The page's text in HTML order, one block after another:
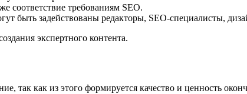
соответствие требованиям SEO.
быть задействованы редакторы, SEO-специалисты,
экспертного контента.
так как из этого формируется качество и ценность